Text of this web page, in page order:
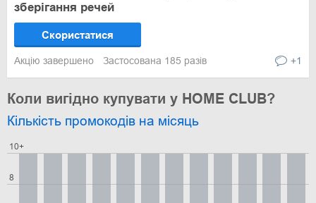
зберігання речей
Скористатися
Акцію завершено Застосована 185 разів +1
Коли вигідно купувати у HOME CLUB?
Кількість промокодів на місяць
8
10+